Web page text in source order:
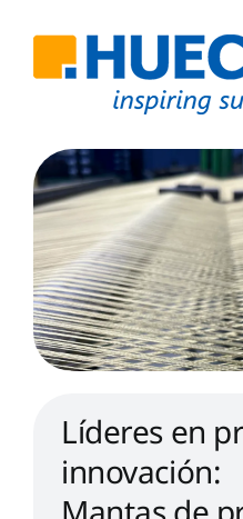
content
Líderes en
innovación: